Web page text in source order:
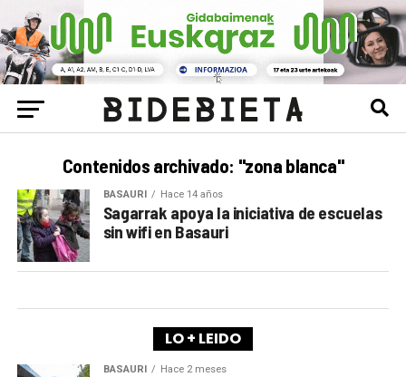
Contenidos archivado: "zona blanca"
BASAURI Hace 14 años
Sagarrak apoya la iniciativa de escuelas
sin wifi en Basauri
LO + LEIDO
BASAURI Hace 2 meses